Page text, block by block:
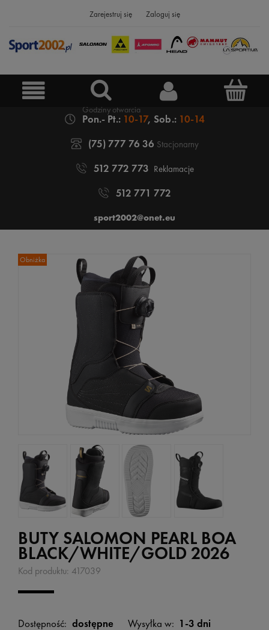
Zarejestruj się Zaloguj się
Pon.- Pt.: 10-17, Sob.: 10-14
(75) 777 76 36 Stacjonarny
512 772 773 Reklamacje
512 771 772
sport2002@onet.eu
Obniżka
BUTY SALOMON PEARL BOA
BLACK/WHITE/GOLD 2026
Kod produktu: 417039
Dostępność: dostępne Wysyłka w: 1-3 dni